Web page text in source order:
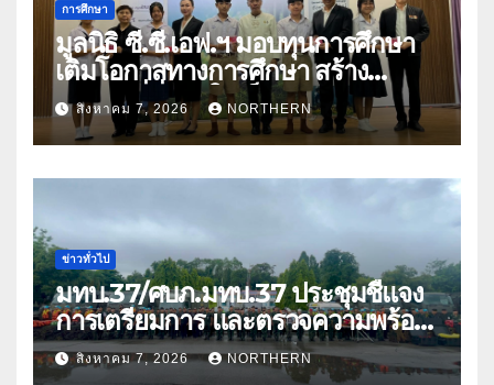
การศึกษา
มูลนิธิ ซี.ซี.เอฟ.ฯ มอบทุนการศึกษา
เติมโอกาสทางการศึกษา สร้าง
อนาคตที่มั่นคงให้เด็กและเยาวชน
ด้อยโอกาส
สิงหาคม 7, 2026 NORTHERN
ข่าวทั่วไป
มทบ.37/ศบภ.มทบ.37 ประชุมชี้แจง
การเตรียมการ และตรวจความพร้อม
ด้านการบรรเทาสาธารณภัย
สิงหาคม 7, 2026 NORTHERN